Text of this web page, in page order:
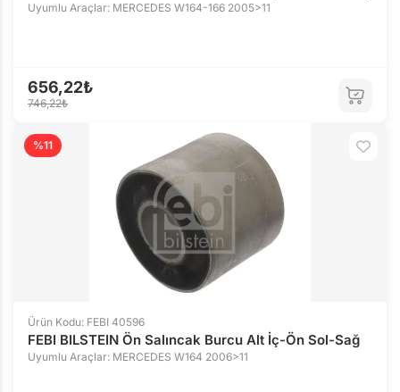
Uyumlu Araçlar: MERCEDES W164-166 2005>11
656,22₺
746,22₺
%11
Ürün Kodu: FEBI 40596
FEBI BILSTEIN Ön Salıncak Burcu Alt İç-Ön Sol-Sağ
Uyumlu Araçlar: MERCEDES W164 2006>11